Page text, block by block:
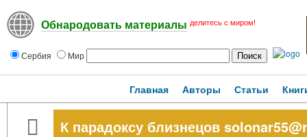
Обнародовать материалы делитесь с миром!
Сербия Мир
Главная Авторы Статьи
К парадоксу близнецов